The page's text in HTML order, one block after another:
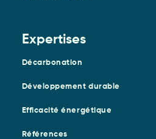
Expertises
Décarbonation
Développement durable
Efficacité énergétique
Références